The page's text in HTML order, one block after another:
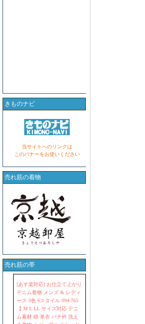
きものナビ
当サイトへのリンクは
このバナーをお使いください
売れ筋の着物
売れ筋の帯
[あす楽対応] お仕立て上がり
デニム着物 メンズ & レディ
ース 3色 6スタイル 094-765
【 M L LL サイズ対応 デニ
ム素材 綿 単衣 バチ衿 洗え